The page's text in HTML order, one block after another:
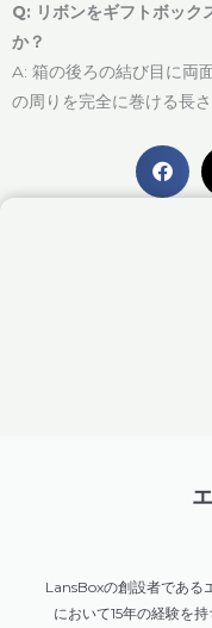
Q: リボンをギフトボック
か？
A: 箱の後ろの結び目に両
の周りを完全に巻ける長
LansBoxの創設者である
において15年の経験を